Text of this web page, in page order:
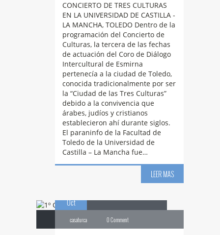
CONCIERTO DE TRES CULTURAS
EN LA UNIVERSIDAD DE CASTILLA -
LA MANCHA, TOLEDO Dentro de la
programación del Concierto de
Culturas, la tercera de las fechas
de actuación del Coro de Diálogo
Intercultural de Esmirna
pertenecía a la ciudad de Toledo,
conocida tradicionalmente por ser
la “Ciudad de las Tres Culturas”
debido a la convivencia que
árabes, judíos y cristianos
establecieron ahí durante siglos.
El paraninfo de la Facultad de
Toledo de la Universidad de
Castilla – La Mancha fue…
LEER MAS
Oct
1ºCONCIERTO DE
casaturca 0 Comment